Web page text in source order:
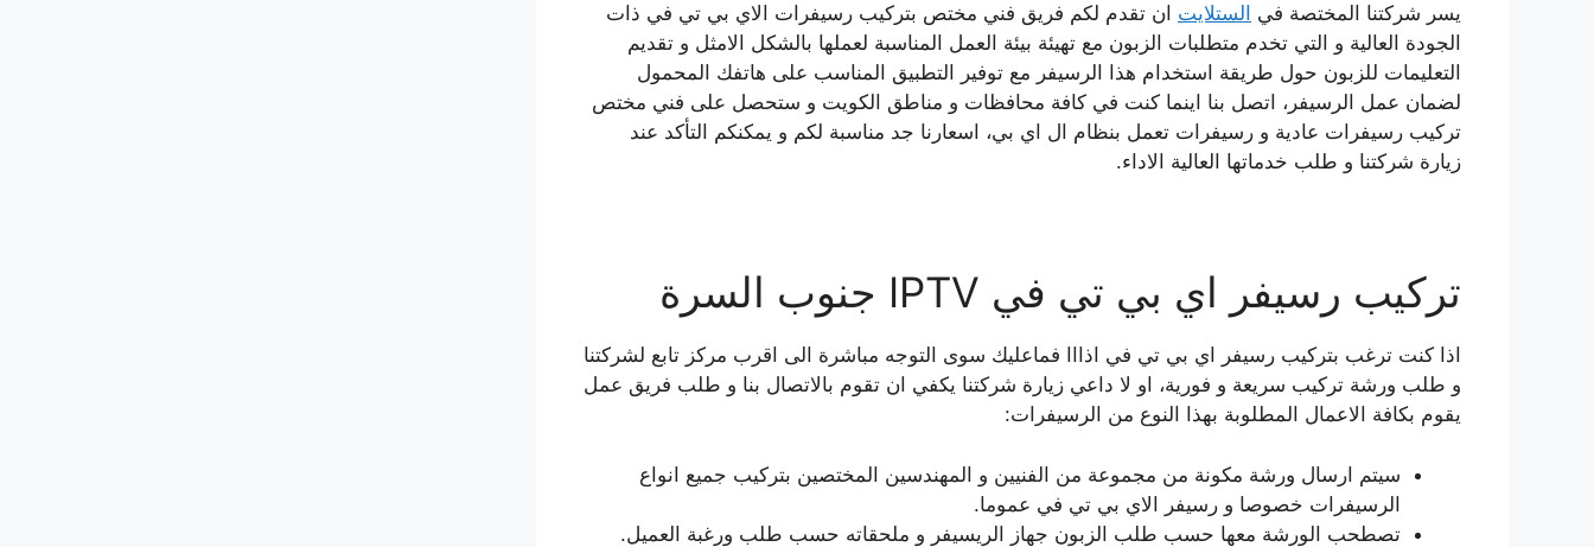
يسر شركتنا المختصة في الستلايت ان تقدم لكم فريق فني مختص بتركيب رسيفرات الاي بي تي في ذات
الجودة العالية و التي تخدم متطلبات الزبون مع تهيئة بيئة العمل المناسبة لعملها بالشكل الامثل و تقديم
التعليمات للزبون حول طريقة استخدام هذا الرسيفر مع توفير التطبيق المناسب على هاتفك المحمول
لضمان عمل الرسيفر، اتصل بنا اينما كنت في كافة محافظات و مناطق الكويت و ستحصل على فني مختص
تركيب رسيفرات عادية و رسيفرات تعمل بنظام ال اي بي، اسعارنا جد مناسبة لكم و يمكنكم التأكد عند
زيارة شركتنا و طلب خدماتها العالية الاداء.
تركيب رسيفر اي بي تي في IPTV جنوب السرة
اذا كنت ترغب بتركيب رسيفر اي بي تي في اذااا فماعليك سوى التوجه مباشرة الى اقرب مركز تابع لشركتنا
و طلب ورشة تركيب سريعة و فورية، او لا داعي زيارة شركتنا يكفي ان تقوم بالاتصال بنا و طلب فريق عمل
يقوم بكافة الاعمال المطلوبة بهذا النوع من الرسيفرات:
سيتم ارسال ورشة مكونة من مجموعة من الفنيين و المهندسين المختصين بتركيب جميع انواع
الرسيفرات خصوصا و رسيفر الاي بي تي في عموما.
تصطحب الورشة معها حسب طلب الزبون جهاز الريسيفر و ملحقاته حسب طلب ورغبة العميل.